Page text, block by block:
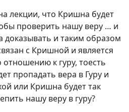
лекции, что Кришна будет
проверить нашу веру … и
доказывать и таким образом
с Кришной и является
к гуру, тоесть
пропадать вера в Гуру и
или Кришна будет так
нашу веру в гуру?